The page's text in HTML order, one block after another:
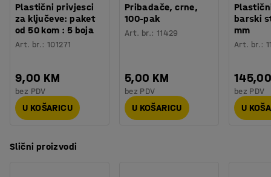
Plastični privjesci
za ključeve: paket
od 50 kom : 5 boja
Art. br.:101271
9,00 KM
bez PDV
U KOŠARICU
Pribadače, crne,
100-pak
Art. br.: 11429
5,00 KM
bez PDV
U KOŠARICU
barski
mm
Art. br.:
bez PDV
U
Slični proizvodi